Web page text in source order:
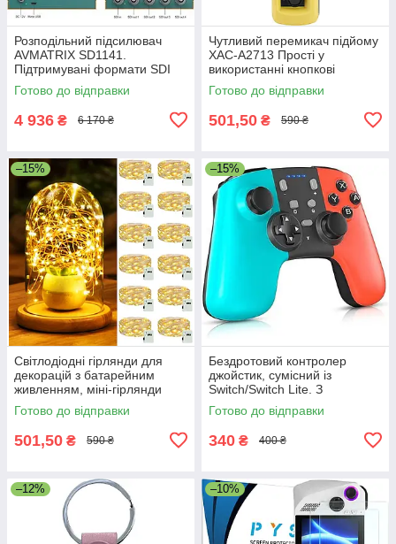
Розподільний підсилювач
AVMATRIX SD1141.
Підтримувані формати SDI
3G/HD/S0,
пересинхронізація. Уцінка
Готово до відправки
4 936 ₴ 6 170 ₴
Чутливий перемикач підйому
XAC-A2713 Прості у
використанні кнопкові
перемикачі
Готово до відправки
501,50 ₴ 590 ₴
–15%
Світлодіодні гірлянди для
декорацій з батарейним
живленням, міні-гірлянди
довжиною 2 м, 20
світлодіодів, 12 шт.
Готово до відправки
501,50 ₴ 590 ₴
–15%
Бездротовий контролер
джойстик, сумісний із
Switch/Switch Lite. З
регульованою вібрацією
Готово до відправки
340 ₴ 400 ₴
–12% –10%